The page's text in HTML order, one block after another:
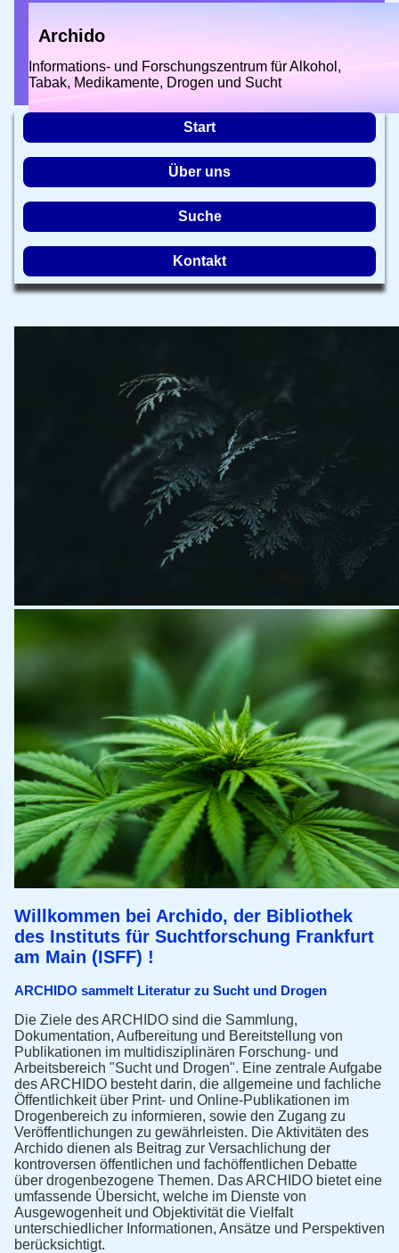
Archido
Informations- und Forschungszentrum für Alkohol,
Tabak, Medikamente, Drogen und Sucht
Start
Über uns
Suche
Kontakt
Willkommen bei Archido, der Bibliothek
des Instituts für Suchtforschung Frankfurt
am Main (ISFF) !
ARCHIDO sammelt Literatur zu Sucht und Drogen
Die Ziele des ARCHIDO sind die Sammlung,
Dokumentation, Aufbereitung und Bereitstellung von
Publikationen im multidisziplinären Forschung- und
Arbeitsbereich "Sucht und Drogen". Eine zentrale Aufgabe
des ARCHIDO besteht darin, die allgemeine und fachliche
Öffentlichkeit über Print- und Online-Publikationen im
Drogenbereich zu informieren, sowie den Zugang zu
Veröffentlichungen zu gewährleisten. Die Aktivitäten des
Archido dienen als Beitrag zur Versachlichung der
kontroversen öffentlichen und fachöffentlichen Debatte
über drogenbezogene Themen. Das ARCHIDO bietet eine
umfassende Übersicht, welche im Dienste von
Ausgewogenheit und Objektivität die Vielfalt
unterschiedlicher Informationen, Ansätze und Perspektiven
berücksichtigt.